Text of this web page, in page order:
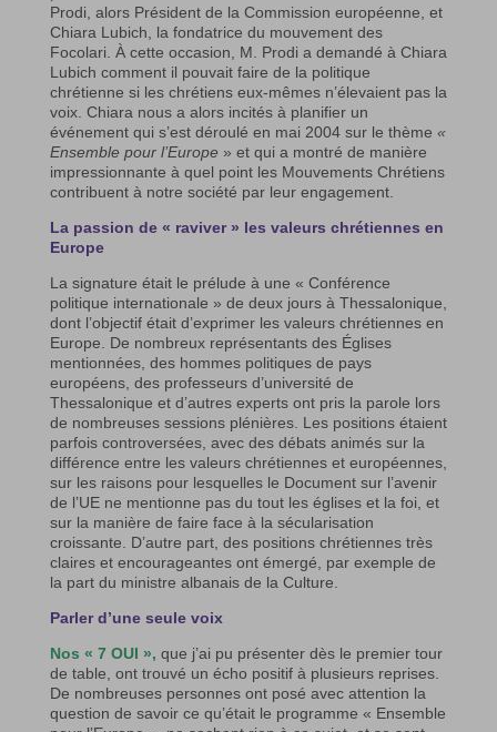
Prodi, alors Président de la Commission européenne, et
Chiara Lubich, la fondatrice du mouvement des
Focolari. À cette occasion, M. Prodi a demandé à Chiara
Lubich comment il pouvait faire de la politique
chrétienne si les chrétiens eux-mêmes n’élevaient pas la
voix. Chiara nous a alors incités à planifier un
événement qui s’est déroulé en mai 2004 sur le thème «
Ensemble pour l’Europe » et qui a montré de manière
impressionnante à quel point les Mouvements Chrétiens
contribuent à notre société par leur engagement.
La passion de « raviver » les valeurs chrétiennes en
Europe
La signature était le prélude à une « Conférence
politique internationale » de deux jours à Thessalonique,
dont l’objectif était d’exprimer les valeurs chrétiennes en
Europe. De nombreux représentants des Églises
mentionnées, des hommes politiques de pays
européens, des professeurs d’université de
Thessalonique et d’autres experts ont pris la parole lors
de nombreuses sessions plénières. Les positions étaient
parfois controversées, avec des débats animés sur la
différence entre les valeurs chrétiennes et européennes,
sur les raisons pour lesquelles le Document sur l’avenir
de l’UE ne mentionne pas du tout les églises et la foi, et
sur la manière de faire face à la sécularisation
croissante. D’autre part, des positions chrétiennes très
claires et encourageantes ont émergé, par exemple de
la part du ministre albanais de la Culture.
Parler d’une seule voix
Nos « 7 OUI », que j’ai pu présenter dès le premier tour
de table, ont trouvé un écho positif à plusieurs reprises.
De nombreuses personnes ont posé avec attention la
question de savoir ce qu’était le programme « Ensemble